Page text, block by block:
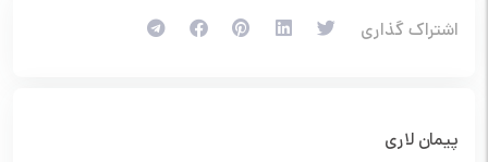
اشتراک گذاری
پیمان لاری